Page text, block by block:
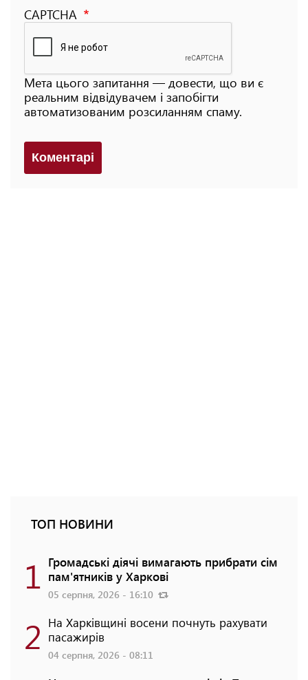
CAPTCHA
Мета цього запитання — довести, що ви є
реальним відвідувачем і запобігти
автоматизованим розсиланням спаму.
Коментарi
ТОП НОВИНИ
1 Громадські діячі вимагають прибрати сім
пам'ятників у Харкові
05 серпня, 2026 - 16:10
2 На Харківщині восени почнуть рахувати
пасажирів
04 серпня, 2026 - 08:11